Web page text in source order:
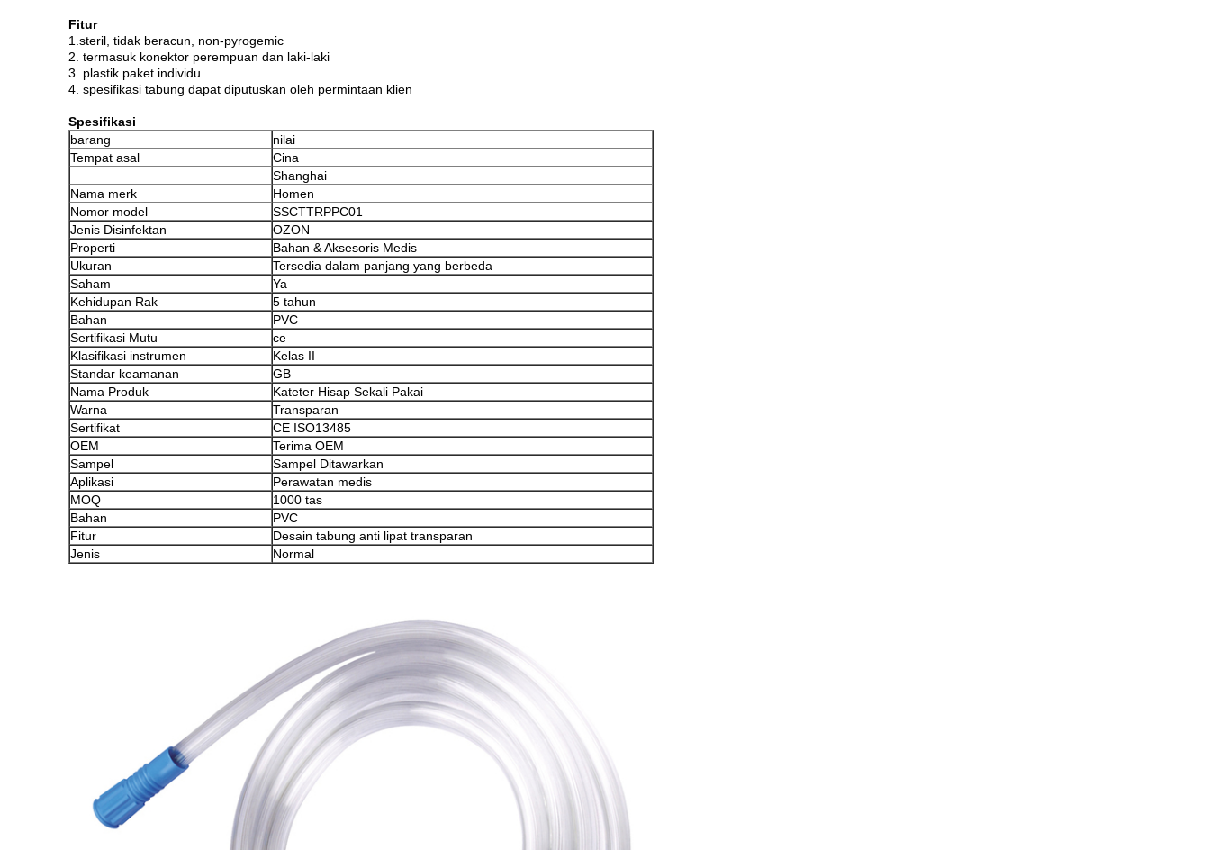
Fitur
1.steril, tidak beracun, non-pyrogemic
2. termasuk konektor perempuan dan laki-laki
3. plastik paket individu
4. spesifikasi tabung dapat diputuskan oleh permintaan klien
Spesifikasi
barang
nilai
Tempat asal
Cina
Shanghai
Nama merk
Homen
Nomor model
SSCTTRPPC01
Jenis Disinfektan
OZON
Properti
Bahan & Aksesoris Medis
Ukuran
Tersedia dalam panjang yang berbeda
Saham
Ya
Kehidupan Rak
5 tahun
Bahan
PVC
Sertifikasi Mutu
ce
Klasifikasi instrumen
Kelas II
Standar keamanan
GB
Nama Produk
Kateter Hisap Sekali Pakai
Warna
Transparan
Sertifikat
CE ISO13485
OEM
Terima OEM
Sampel
Sampel Ditawarkan
Aplikasi
Perawatan medis
MOQ
1000 tas
Bahan
PVC
Fitur
Desain tabung anti lipat transparan
Jenis
Normal